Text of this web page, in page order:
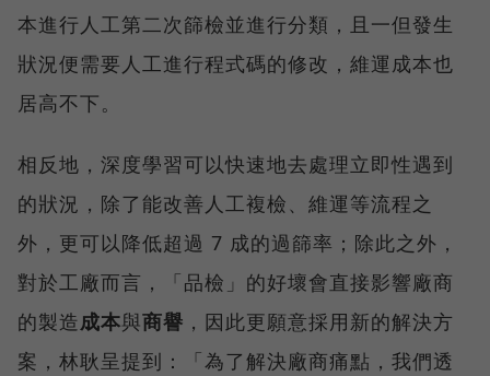
本進行人工第二次篩檢並進行分類，且一但發生
狀況便需要人工進行程式碼的修改，維運成本也
居高不下。
相反地，深度學習可以快速地去處理立即性遇到
的狀況，除了能改善人工複檢、維運等流程之
外，更可以降低超過 7 成的過篩率；除此之外，
對於工廠而言，「品檢」的好壞會直接影響廠商
的製造成本與商譽 ，因此更願意採用新的解決方
案，林耿呈提到：「為了解決廠商痛點，我們透